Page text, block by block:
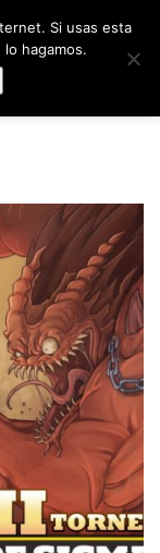
Si usas esta
hagamos.